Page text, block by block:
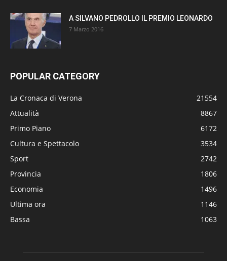
A SILVANO PEDROLLO IL PREMIO LEONARDO
7 Marzo 2016
POPULAR CATEGORY
La Cronaca di Verona
21554
Attualità
8867
Primo Piano
6172
Cultura e Spettacolo
3534
Sport
2742
Provincia
1806
Economia
1496
Ultima ora
1146
Bassa
1063